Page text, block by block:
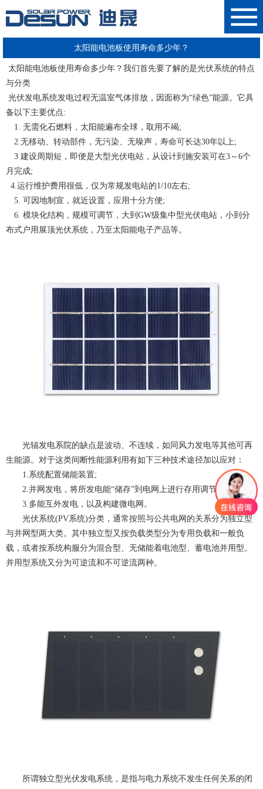
太阳能电池板使用寿命多少年？
太阳能电池板使用寿命多少年？我们首先要了解的是光伏系统的特点
与分类
光伏发电系统发电过程无温室气体排放，因面称为“绿色”能源。它具
备以下主要优点:
1. 无需化石燃料，太阳能遍布全球，取用不竭;
2.无移动、转动部件，无污染、无噪声，寿命可长达30年以上;
3 建设周期短，即便是大型光伏电站，从设计到施安装可在3～6个
月完成;
4.运行维护费用很低，仅为常规发电站的1/10左右;
5. 可因地制宣，就近设置，应用十分方便;
6. 模块化结构，规模可调节，大到GW级集中型光伏电站，小到分
布式户用展顶光伏系统，乃至太阳能电子产品等。
光辐发电系院的缺点是波动、不连续，如同风力发电等其他可再
生能源。对于这类间断性能源利用有如下三种技术途径加以应对：
1.系统配置储能装置;
2.并网发电，将所发电能“储存”到电网上进行存用调节;
3.多能互外发电，以及构建微电网。
光伏系统(PV系统)分类，通常按照与公共电网的关系分为独立型
与并网型两大类。其中独立型又按负载类型分为专用负载和一般负
载，或者按系统构服分为混合型、无储能着电池型、蓄电池并用型。
并用型系统又分为可逆流和不可逆流两种。
所谓独立型光伏发电系统，是指与电力系统不发生任何关系的闭